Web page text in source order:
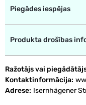
Piegādes iespējas
Produkta drošības
Ražotājs vai
Kontaktinformācija
Adrese Isernhägener